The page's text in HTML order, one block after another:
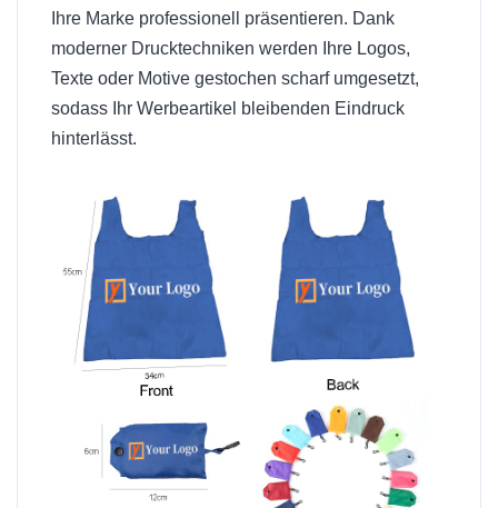
Ihre Marke professionell präsentieren. Dank
moderner Drucktechniken werden Ihre Logos,
Texte oder Motive gestochen scharf umgesetzt,
sodass Ihr Werbeartikel bleibenden Eindruck
hinterlässt.